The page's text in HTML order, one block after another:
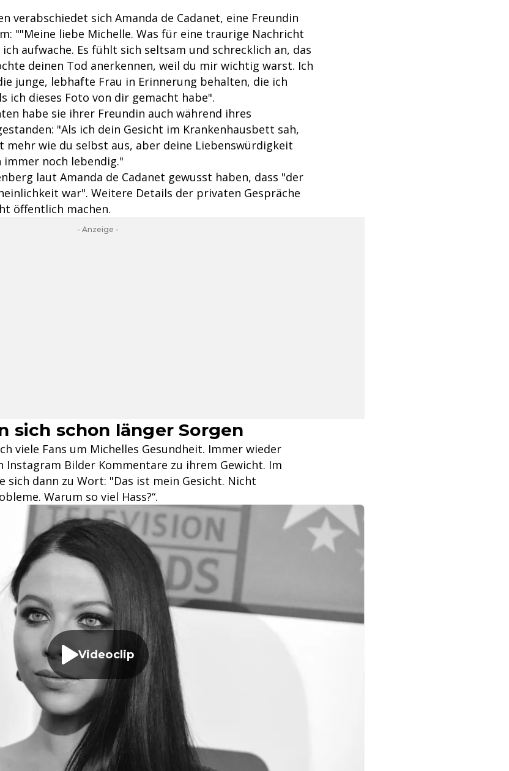
verabschiedet sich Amanda de Cadanet, eine Freundin
""Meine liebe Michelle. Was für eine traurige Nachricht
aufwache. Es fühlt sich seltsam und schrecklich an, das
deinen Tod anerkennen, weil du mir wichtig warst. Ich
junge, lebhafte Frau in Erinnerung behalten, die ich
ich dieses Foto von dir gemacht habe".
habe sie ihrer Freundin auch während ihres
"Als ich dein Gesicht im Krankenhausbett sah,
mehr wie du selbst aus, aber deine Liebenswürdigkeit
noch lebendig."
laut Amanda de Cadanet gewusst haben, dass "der
war". Weitere Details der privaten Gespräche
öffentlich machen.
- Anzeige -
sich schon länger Sorgen
viele Fans um Michelles Gesundheit. Immer wieder
Instagram Bilder Kommentare zu ihrem Gewicht. Im
sich dann zu Wort: "Das ist mein Gesicht. Nicht
Warum so viel Hass?“.
Videoclip